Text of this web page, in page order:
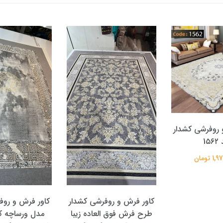
کشدار
کاور فرش و روفرشی کشدار
طرح فرش فوق العاده زیبا
کاور فرش و